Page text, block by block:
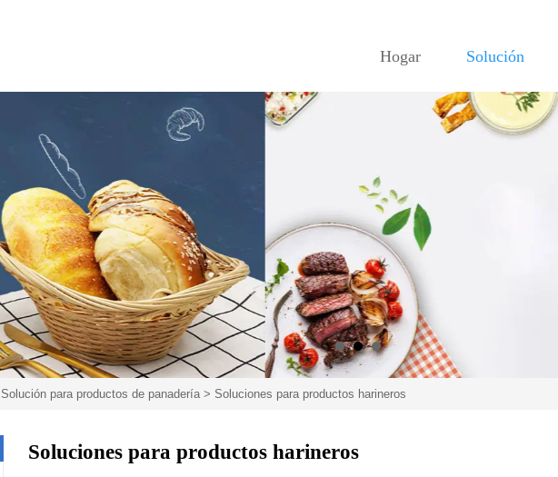
Hogar Solución
Solución para productos de panadería> Soluciones para productos harineros
Soluciones para productos harineros